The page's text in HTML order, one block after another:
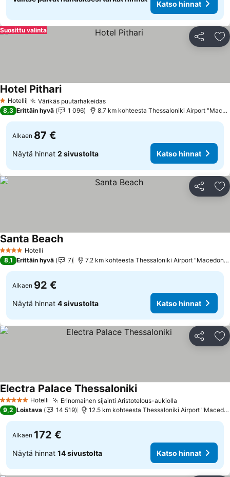
Katso hinnat
Jaa
Suosittu valinta
1 Tähtiluokitus
Hotelli Värikäs puutarhakeidasKatso hinnat
Hotel PithariKatso hinnat
8,3 Erittäin hyvä 1 096 8.7 km kohteesta Thessaloniki Airport
Alkaen 87 €
Näytä hinnat 2 sivustolta Katso hinnat
Jaa
4 Tähtiluokitus
Hotelli
Santa BeachKatso hinnat
8,1 Erittäin hyvä 7 7.2 km kohteesta Thessaloniki Airport
Alkaen 92 €
Näytä hinnat 4 sivustolta Katso hinnat
Jaa
5 Tähtiluokitus
Hotelli Erinomainen sijainti Aristotelous-aukiolla
Electra Palace ThessalonikiKatso hinnat
9,2 Loistava 14 519 12.5 km kohteesta Thessaloniki Airport
Alkaen 172 €
Näytä hinnat 14 sivustolta Katso hinnat